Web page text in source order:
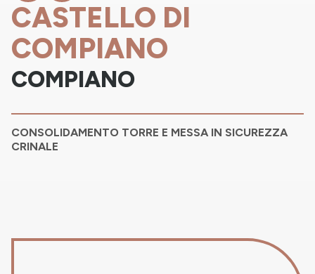
CASTELLO DI
COMPIANO
COMPIANO
CONSOLIDAMENTO TORRE E MESSA IN SICUREZZA
CRINALE